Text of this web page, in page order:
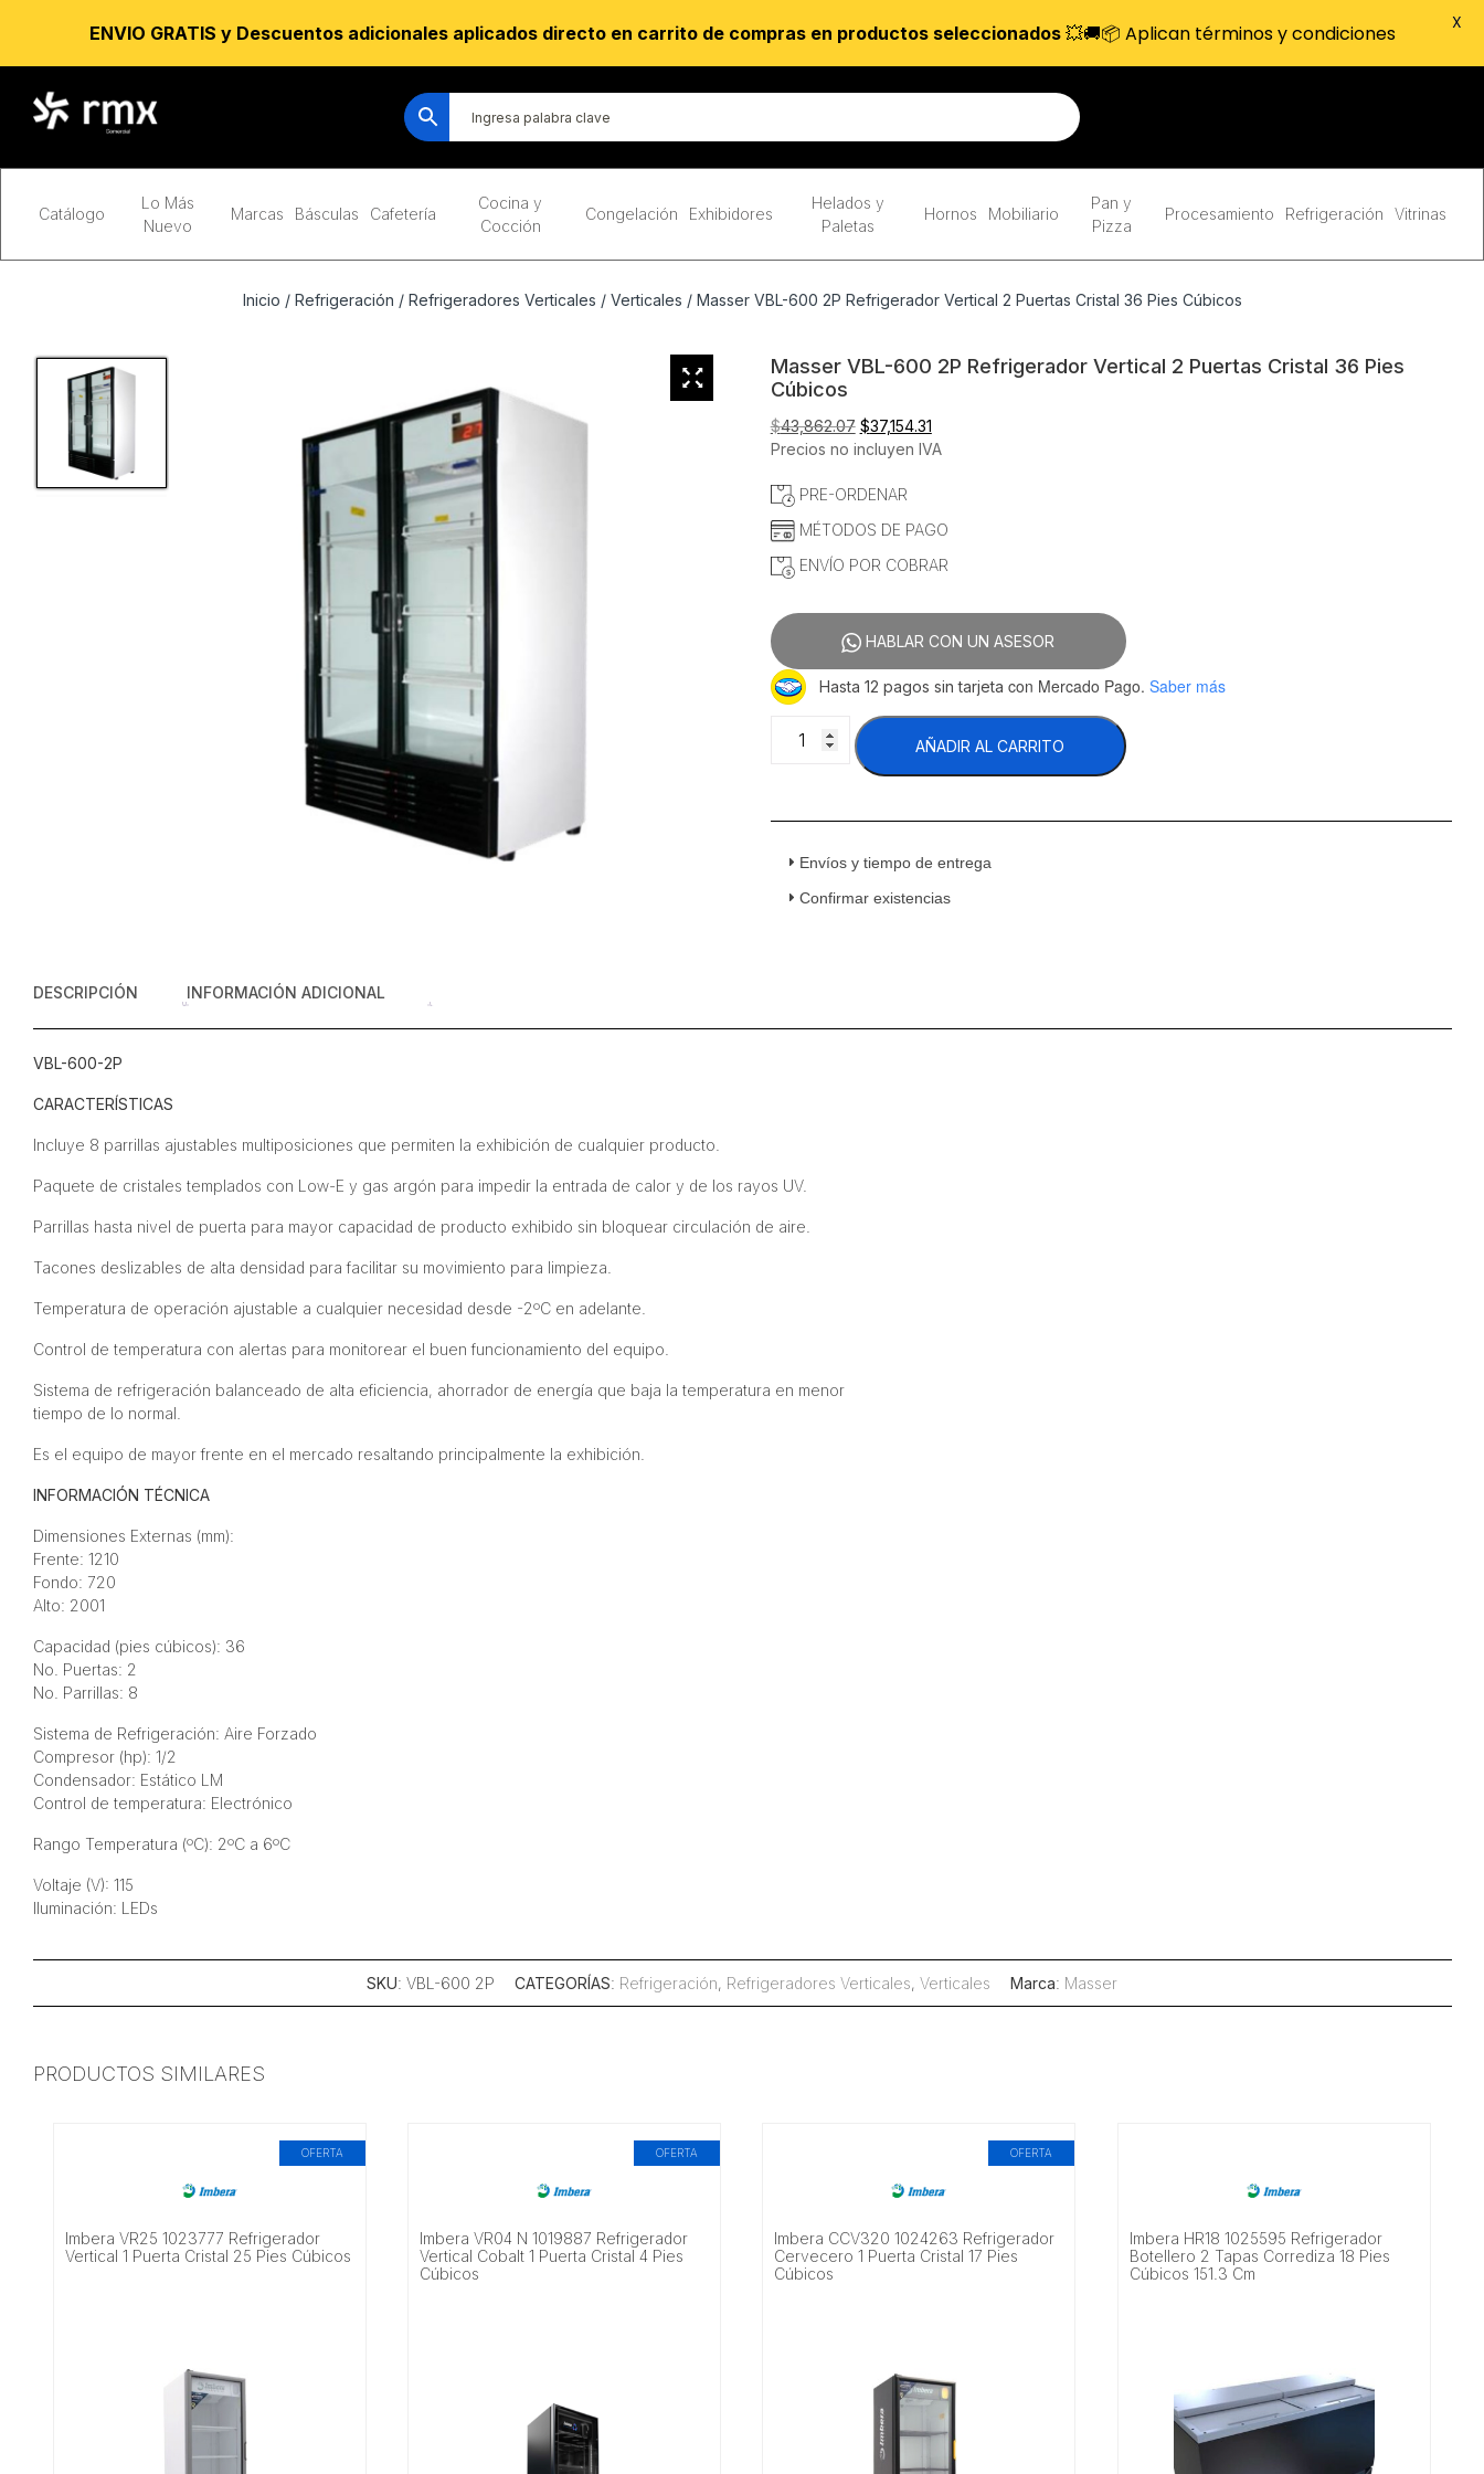
Catálogo
Lo Más
Nuevo
Marcas Básculas Cafetería
Cocina y
Cocción
Congelación Exhibidores
Helados y
Paletas
Hornos Mobiliario
Pan y
Pizza
Procesamiento Refrigeración Vitrinas
Inicio / Refrigeración / Refrigeradores Verticales / Verticales / Masser VBL-600 2P Refrigerador Vertical 2 Puertas Cristal 36 Pies Cúbicos
Masser VBL-600 2P Refrigerador Vertical 2 Puertas Cristal 36 Pies
Cúbicos
$43,862.07 El
precio
era:
$37,154.31El
precio
Precios no incluyen IVA
PRE-ORDENAR
MÉTODOS DE PAGO
ENVÍO POR COBRAR
HABLAR CON UN ASESOR
Hasta 12 pagos sin tarjeta con Mercado Pago. Saber más
VBL-
Refrigerador
Puertas
AÑADIR AL CARRITO
Envíos y tiempo de entrega
Confirmar existencias
DESCRIPCIÓN INFORMACIÓN ADICIONAL
VBL-600-2P
CARACTERÍSTICAS
Incluye 8 parrillas ajustables multiposiciones que permiten la exhibición de cualquier producto.
Paquete de cristales templados con Low-E y gas argón para impedir la entrada de calor y de los rayos UV.
Parrillas hasta nivel de puerta para mayor capacidad de producto exhibido sin bloquear circulación de aire.
Tacones deslizables de alta densidad para facilitar su movimiento para limpieza.
Temperatura de operación ajustable a cualquier necesidad desde -2ºC en adelante.
Control de temperatura con alertas para monitorear el buen funcionamiento del equipo.
Sistema de refrigeración balanceado de alta eficiencia, ahorrador de energía que baja la temperatura en menor
tiempo de lo normal.
Es el equipo de mayor frente en el mercado resaltando principalmente la exhibición.
INFORMACIÓN TÉCNICA
Dimensiones Externas (mm):
Frente: 1210
Fondo: 720
Alto: 2001
Capacidad (pies cúbicos): 36
No. Puertas: 2
No. Parrillas: 8
Sistema de Refrigeración: Aire Forzado
Compresor (hp): 1/2
Condensador: Estático LM
Control de temperatura: Electrónico
Rango Temperatura (ºC): 2ºC a 6ºC
Voltaje (V): 115
Iluminación: LEDs
SKU: VBL-600 2P CATEGORÍAS: Refrigeración, Refrigeradores Verticales, Verticales Marca: Masser
PRODUCTOS SIMILARES
OFERTA
Imbera VR25 1023777 Refrigerador
Vertical 1 Puerta Cristal 25 Pies Cúbicos
OFERTA
Imbera VR04 N 1019887 Refrigerador
Vertical Cobalt 1 Puerta Cristal 4 Pies
Cúbicos
OFERTA
Imbera CCV320 1024263 Refrigerador
Cervecero 1 Puerta Cristal 17 Pies
Cúbicos
Imbera HR18 1025595 Refrigerador
Botellero 2 Tapas Corrediza 18 Pies
Cúbicos 151.3 Cm
ENVIO GRATIS y Descuentos adicionales aplicados directo en carrito de compras en productos seleccionados💥🚚📦 Aplican términos y condiciones X